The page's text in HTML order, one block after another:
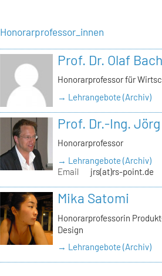
Honorarprofessor_innen
Prof. Dr. Olaf Bach
Honorarprofessor für
→ Lehrangebote (Archiv)
Prof. Dr.-Ing.
Honorarprofessor
→ Lehrangebote (Archiv)
Email
jrs(at)rs-point.de
Mika Satomi
Honorarprofessorin
Design
→ Lehrangebote (Archiv)